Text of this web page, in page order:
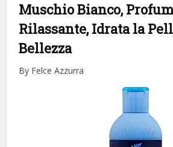
Muschio Bianco,
Rilassante, Idrata la
Bellezza
By Felce Azzurra